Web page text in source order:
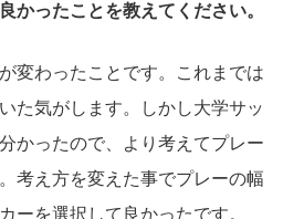
かったことを教えてください。
変わったことです。これまでは
た気がします。しかし大学サッ
かったので、より考えてプレー
考え方を変えた事でプレーの幅
ーを選択して良かったです。